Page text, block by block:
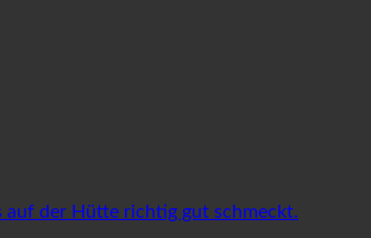
auf der Hütte richtig gut schmeckt.